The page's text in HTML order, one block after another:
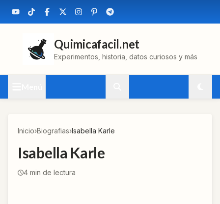
Quimicafacil.net
Experimentos, historia, datos curiosos y más
Inicio›Biografias›Isabella Karle
Isabella Karle
4 min de lectura